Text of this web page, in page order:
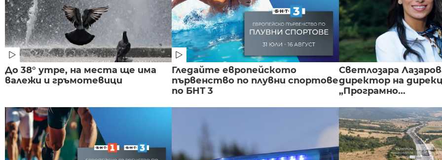
До 38° утре, на места ще има
валежи и гръмотевици
Гледайте европейското
първенство по плувни спортове
по БНТ 3
Светлозара
директор на
„Програмно...